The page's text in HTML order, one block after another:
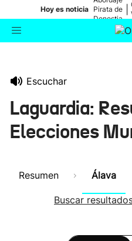
Hoy es noticia Pirata de
Donostia
Escuchar
Laguardia:
Elecciones
Resumen Álava
Buscar